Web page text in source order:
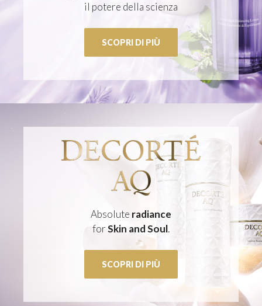
il potere della scienza
SCOPRI DI PIÙ
Absolute radiance
forSkin and Soul.
SCOPRI DI PIÙ